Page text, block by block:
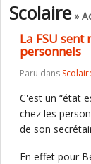
Scolaire»
La FSU
personnels
Paru dans
C'est un “état
chez les
de son
En effet pour